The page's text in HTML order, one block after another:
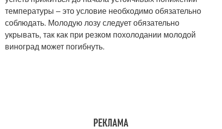
температуры – это условие необходимо обязательно
соблюдать. Молодую лозу следует обязательно
укрывать, так как при резком похолодании молодой
виноград может погибнуть.